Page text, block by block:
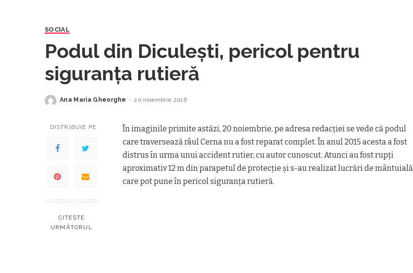
SOCIAL
Podul din Diculeşti, pericol pentru
siguranţa rutieră
Posted
Ana Maria Gheorghe 20 noiembrie 2016
DISTRIBUIE PE
CITEȘTE
URMĂTORUL
În imaginile primite astăzi, 20 noiembrie, pe adresa redacţiei se vede că podul
care traversează râul Cerna nu a fost reparat complet. În anul 2015 acesta a fost
distrus în urma unui accident rutier, cu autor cunoscut. Atunci au fost rupţi
aproximativ 12 m din parapetul de protecţie și s-au realizat lucrări de mântuială
care pot pune în pericol siguranța rutieră.